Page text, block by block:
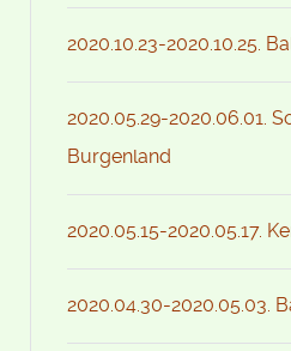
2020.10.23-2020.10.25.
2020.05.29-2020.06.01.
Burgenland
2020.05.15-2020.05.17.
2020.04.30-2020.05.03.